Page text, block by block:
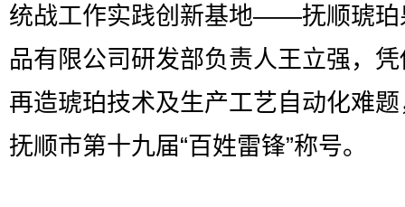
统战工作实践创新基地——抚顺琥珀
品有限公司研发部负责人王立强，
再造琥珀技术及生产工艺自动化难
抚顺市第十九届“百姓雷锋”称号。